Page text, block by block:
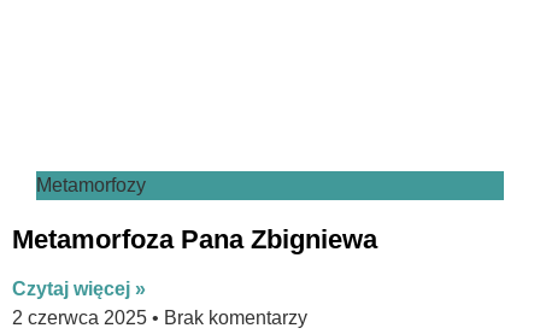
Metamorfozy
Metamorfoza Pana Zbigniewa
Czytaj więcej »
2 czerwca 2025
Brak komentarzy